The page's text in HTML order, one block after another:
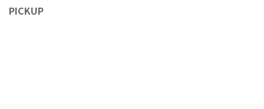
PICKUP